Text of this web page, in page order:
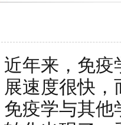
近年来，免疫
展速度很快
免疫学与其他